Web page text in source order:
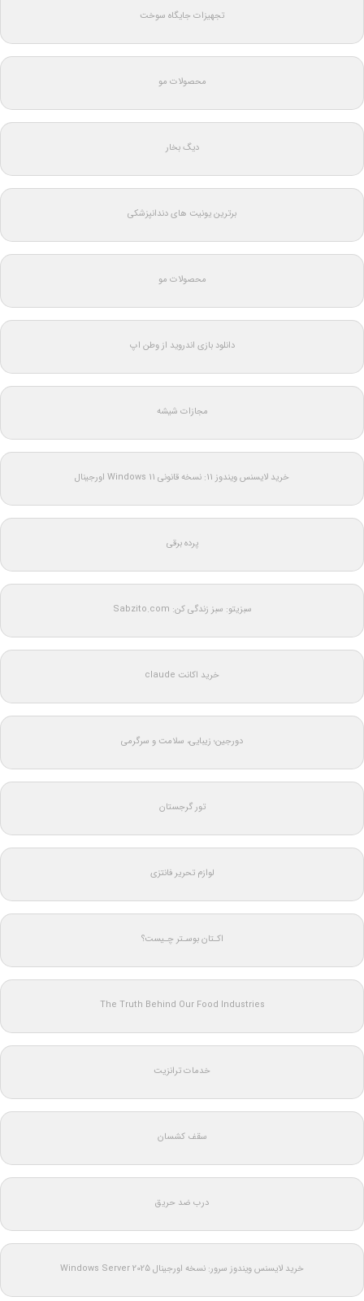
تجهیزات جایگاه سوخت
محصولات مو
دیگ بخار
برترین یونیت های دندانپزشکی
محصولات مو
دانلود بازی اندروید از وطن اپ
مجازات شیشه
خرید لایسنس ویندوز 11: نسخه قانونی Windows 11 اورجینال
پرده برقی
سبزیتو: سبز زندگی کن: Sabzito.com
خرید اکانت claude
دورجین؛ زیبایی، سلامت و سرگرمی
تور گرجستان
لوازم تحریر فانتزی
اکـتان بوسـتر چـیست؟
The Truth Behind Our Food Industries
خدمات ترانزیت
سقف کشسان
درب ضد حریق
خرید لایسنس ویندوز سرور: نسخه اورجینال Windows Server 2025